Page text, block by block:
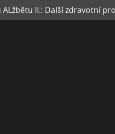
II.: Další zdravotní